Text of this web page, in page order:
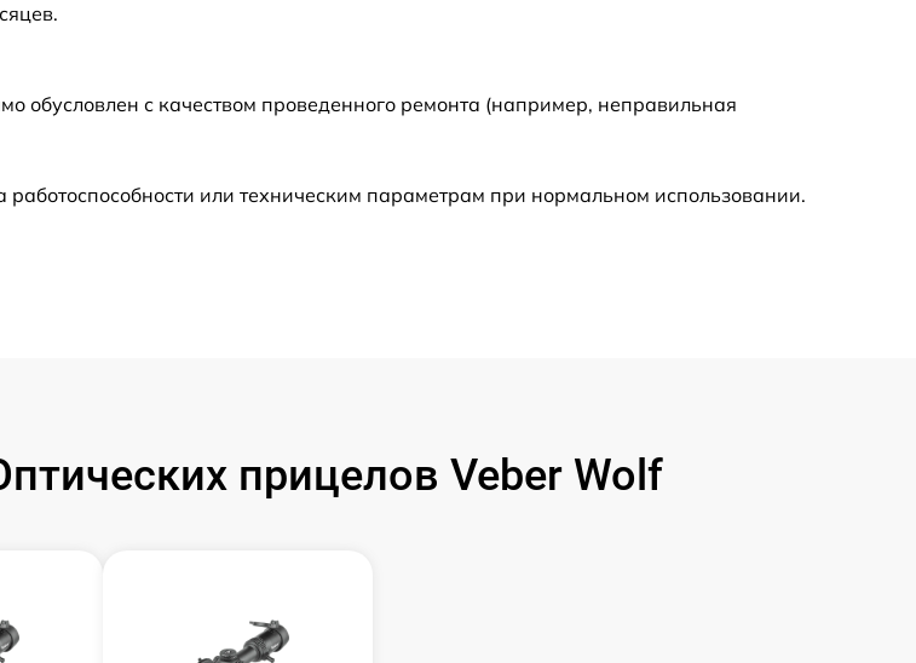
от 60 мин 650 р
обусловлен с качеством проведенного ремонта (например, неправильная
или техническим параметрам при нормальном использовании.
прицелов Veber Wolf